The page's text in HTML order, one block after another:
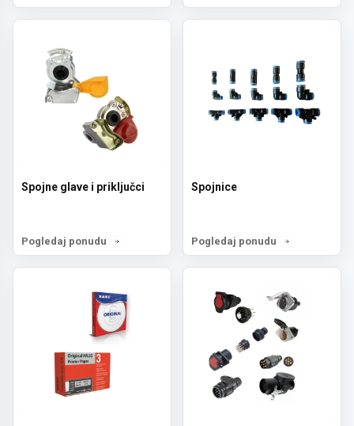
Spojne glave i priključci
Pogledaj ponudu
Spojnice
Pogledaj ponudu